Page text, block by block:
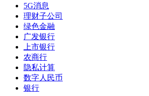
5G消息
理财子公司
绿色金融
广发银行
上市银行
农商行
隐私计算
数字人民币
银行